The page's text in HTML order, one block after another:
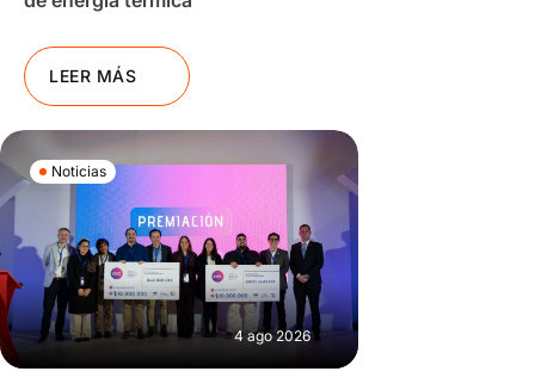
LEER MÁS
Noticias
4 ago 2026